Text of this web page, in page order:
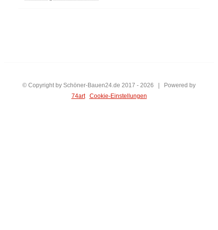
© Copyright by Schöner-Bauen24.de 2017 - 2026 | Powered by
74art
Cookie-Einstellungen